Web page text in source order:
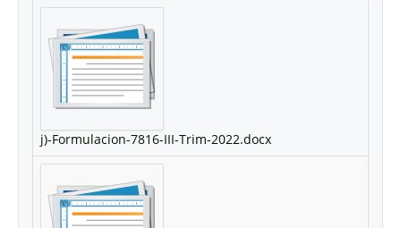
j)-Formulacion-7816-III-Trim-2022.docx